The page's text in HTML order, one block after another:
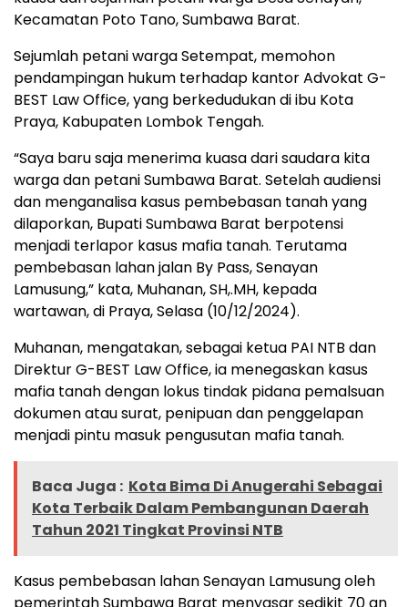
Kecamatan Poto Tano, Sumbawa Barat.
Sejumlah petani warga Setempat, memohon
pendampingan hukum terhadap kantor Advokat G-
BEST Law Office, yang berkedudukan di ibu Kota
Praya, Kabupaten Lombok Tengah.
“Saya baru saja menerima kuasa dari saudara kita
warga dan petani Sumbawa Barat. Setelah audiensi
dan menganalisa kasus pembebasan tanah yang
dilaporkan, Bupati Sumbawa Barat berpotensi
menjadi terlapor kasus mafia tanah. Terutama
pembebasan lahan jalan By Pass, Senayan
Lamusung,” kata, Muhanan, SH,.MH, kepada
wartawan, di Praya, Selasa (10/12/2024).
Muhanan, mengatakan, sebagai ketua PAI NTB dan
Direktur G-BEST Law Office, ia menegaskan kasus
mafia tanah dengan lokus tindak pidana pemalsuan
dokumen atau surat, penipuan dan penggelapan
menjadi pintu masuk pengusutan mafia tanah.
Baca Juga : Kota Bima Di Anugerahi Sebagai
Kota Terbaik Dalam Pembangunan Daerah
Tahun 2021 Tingkat Provinsi NTB
Kasus pembebasan lahan Senayan Lamusung oleh